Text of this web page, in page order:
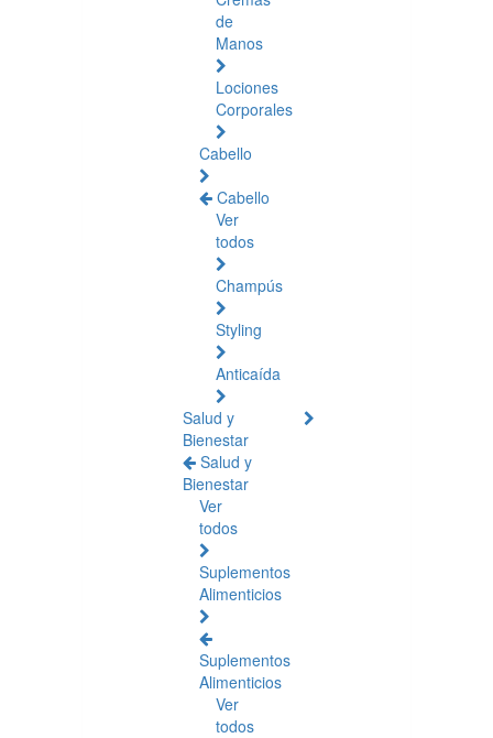
de
Manos
Lociones
Corporales
Cabello
Cabello
Ver
todos
Champús
Styling
Anticaída
Salud y
Bienestar
Salud y
Bienestar
Ver
todos
Suplementos
Alimenticios
Suplementos
Alimenticios
Ver
todos